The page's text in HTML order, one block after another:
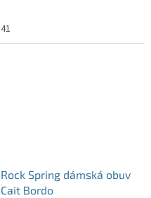
41
Rock Spring dámská obuv
Cait Bordo